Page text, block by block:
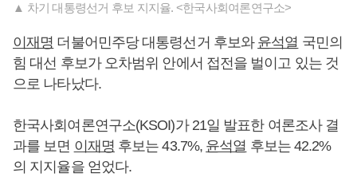
▲ 차기 대통령선거 후보 지지율. <한국사회여론연구소>
이재명 더불어민주당 대통령선거 후보와 윤석열 국민의
힘 대선 후보가 오차범위 안에서 접전을 벌이고 있는 것
으로 나타났다.
한국사회여론연구소(KSOI)가 21일 발표한 여론조사 결
과를 보면 이재명 후보는 43.7%, 윤석열 후보는 42.2%
의 지지율을 얻었다.